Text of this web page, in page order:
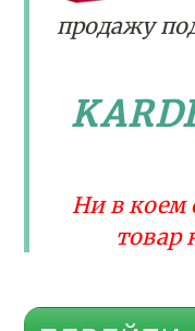
продажу
Ни в коем
товар